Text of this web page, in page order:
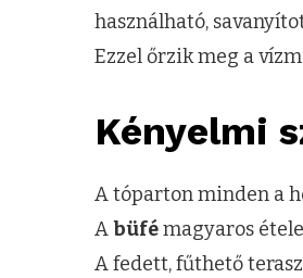
használható,
Ezzel őrzik meg a
Kényelmi
A tóparton minden a
Abüfémagyaros
A fedett, fűthető